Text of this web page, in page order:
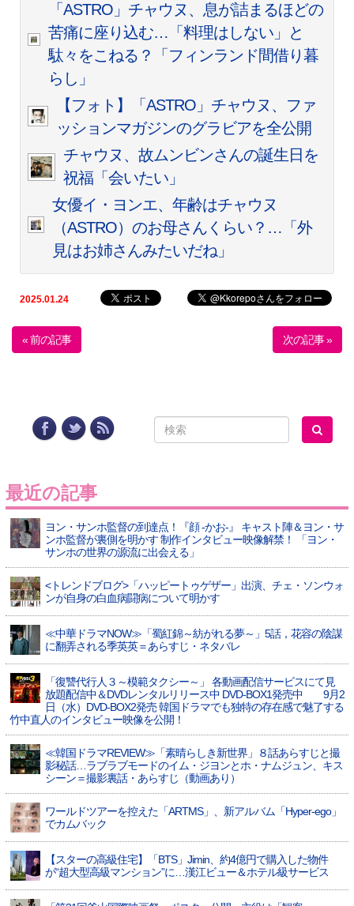
「ASTRO」チャウヌ、息が詰まるほどの
苦痛に座り込む…「料理はしない」と
駄々をこねる？「フィンランド間借り暮
らし」
【フォト】「ASTRO」チャウヌ、ファ
ッションマガジンのグラビアを全公開
チャウヌ、故ムンビンさんの誕生日を
祝福「会いたい」
女優イ・ヨンエ、年齢はチャウヌ
（ASTRO）のお母さんくらい？…「外
見はお姉さんみたいだね」
2025.01.24
« 前の記事 次の記事 »
最近の記事
ヨン・サンホ監督の到達点！『顔 -かお-』 キャスト陣＆ヨン・サ
ンホ監督が裏側を明かす 制作インタビュー映像解禁！ 「ヨン・
サンホの世界の源流に出会える」
<トレンドブログ>「ハッピートゥゲザー」出演、チェ・ソンウォ
ンが自身の白血病闘病について明かす
≪中華ドラマNOW≫「蜀紅錦～紡がれる夢～」5話，花容の陰謀
に翻弄される季英英＝あらすじ・ネタバレ
「復讐代行人３～模範タクシー～」 各動画配信サービスにて見
放題配信中＆DVDレンタルリリース中 DVD-BOX1発売中 9月2
日（水）DVD-BOX2発売 韓国ドラマでも独特の存在感で魅了する
竹中直人のインタビュー映像を公開！
≪韓国ドラマREVIEW≫「素晴らしき新世界」８話あらすじと撮
影秘話…ラブラブモードのイム・ジヨンとホ・ナムジュン、キス
シーン＝撮影裏話・あらすじ（動画あり）
ワールドツアーを控えた「ARTMS」、新アルバム「Hyper-ego」
でカムバック
【スターの高級住宅】「BTS」Jimin、約4億円で購入した物件
が“超大型高級マンション”に…漢江ビュー＆ホテル級サービス